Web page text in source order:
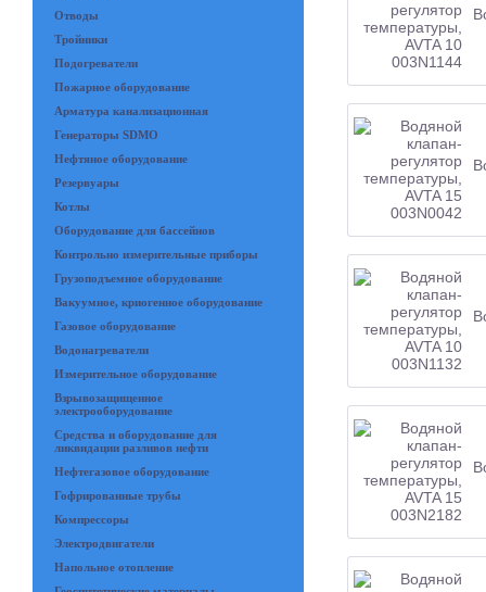
Отводы
Тройники
Подогреватели
Пожарное оборудование
Арматура канализационная
Генераторы SDMO
Нефтяное оборудование
Резервуары
Котлы
Оборудование для бассейнов
Контрольно измерительные приборы
Грузоподъемное оборудование
Вакуумное, криогенное оборудование
Газовое оборудование
Водонагреватели
Измерительное оборудование
Взрывозащищенное
электрооборудование
Средства и оборудование для
ликвидации разливов нефти
Нефтегазовое оборудование
Гофрированные трубы
Компрессоры
Электродвигатели
Напольное отопление